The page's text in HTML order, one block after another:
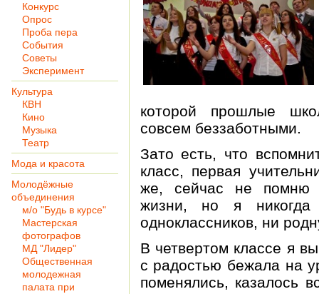
Конкурс
Опрос
Проба пера
События
Советы
Эксперимент
Культура
КВН
Кино
Музыка
Театр
Мода и красота
Молодёжные
объединения
м/о "Будь в курсе"
Мастерская
фотографов
МД "Лидер"
Общественная
молодежная
палата при
которой прошлые
совсем беззаботными.
Зато есть, что
класс, первая
же, сейчас не помню
жизни, но я
одноклассников, ни
В четвертом классе я
с радостью бежала на
поменялись, казалось